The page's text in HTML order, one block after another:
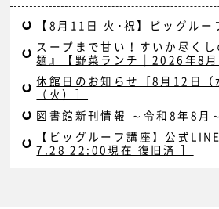
【8月11日 火･祝】ビッグル
スープまで甘い！すいか尽く
麺』【野菜ランチ｜2026年8月
休館日のお知らせ［8月12日（
（火）］
図書館新刊情報 ～令和8年8月～
【ビッグルーフ講座】公式
7.28 22:00現在 復旧済 ］